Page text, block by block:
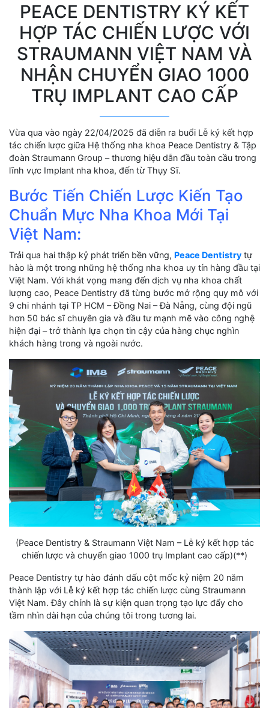
PEACE DENTISTRY KÝ KẾT
HỢP TÁC CHIẾN LƯỢC VỚI
STRAUMANN VIỆT NAM VÀ
NHẬN CHUYỂN GIAO 1000
TRỤ IMPLANT CAO CẤP
Vừa qua vào ngày 22/04/2025 đã diễn ra buổi Lễ ký kết hợp
tác chiến lược giữa Hệ thống nha khoa Peace Dentistry & Tập
đoàn Straumann Group – thương hiệu dẫn đầu toàn cầu trong
lĩnh vực Implant nha khoa, đến từ Thụy Sĩ.
Bước Tiến Chiến Lược Kiến Tạo
Chuẩn Mực Nha Khoa Mới Tại
Việt Nam:
Trải qua hai thập kỷ phát triển bền vững, Peace Dentistry tự
hào là một trong những hệ thống nha khoa uy tín hàng đầu tại
Việt Nam. Với khát vọng mang đến dịch vụ nha khoa chất
lượng cao, Peace Dentistry đã từng bước mở rộng quy mô với
9 chi nhánh tại TP HCM – Đồng Nai – Đà Nẵng, cùng đội ngũ
hơn 50 bác sĩ chuyên gia và đầu tư mạnh mẽ vào công nghệ
hiện đại – trở thành lựa chọn tin cậy của hàng chục nghìn
khách hàng trong và ngoài nước.
(Peace Dentistry & Straumann Việt Nam – Lễ ký kết hợp tác
chiến lược và chuyển giao 1000 trụ Implant cao cấp)(**)
Peace Dentistry tự hào đánh dấu cột mốc kỷ niệm 20 năm
thành lập với Lễ ký kết hợp tác chiến lược cùng Straumann
Việt Nam. Đây chính là sự kiện quan trọng tạo lực đẩy cho
tầm nhìn dài hạn của chúng tôi trong tương lai.